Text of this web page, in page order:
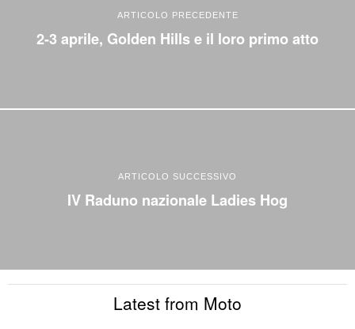
ARTICOLO PRECEDENTE
2-3 aprile, Golden Hills e il loro primo atto
ARTICOLO SUCCESSIVO
IV Raduno nazionale Ladies Hog
Latest from Moto